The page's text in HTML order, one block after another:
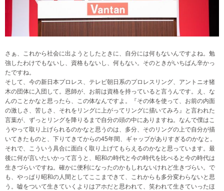
さぁ、これから社会に出ようとしたときに、自分には何もないんですよね。勉
強したわけでもないし、資格もないし、何もない。そのときがいちばん辛かっ
たですね。
そして、今の新日本プロレス、テレビ朝日系のプロレスリング、アントニオ猪
木の団体に入団して。恩師が、お前は資格を持っていると言うんです。え、な
んのことかなと思ったら、この体なんですよ。『その体を使って、お前の内面
の激しさ、苦しさ、それをリングに上がってリングに描いてみろ』と言われた
言葉が、ずっとリングを降りるまで自分の頭の中にありますね。なんで僕はこ
うやって取り上げられるのかなと思うのは、多分、そのリングの上で自分が描
いてきたものと、下りてきてからの45年間、ギャップがありすぎるのかなと。
それで、こういう具合に面白く取り上げてもらえるのかなと思っています。最
後に何が言いたいかって言うと、昭和の時代と今の時代を比べると今の時代は
生きづらいですね。確かに便利になったのかもしれないけれど生きづらい。で
も、やっぱり昭和の人間としてここまできて、これからも多分変わらないと思
う。嘘をついて生きていくよりはアホだと思われて、笑われて生きていったほ